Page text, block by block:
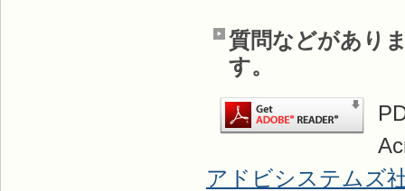
質問などがあり
す。
アドビシステムズ